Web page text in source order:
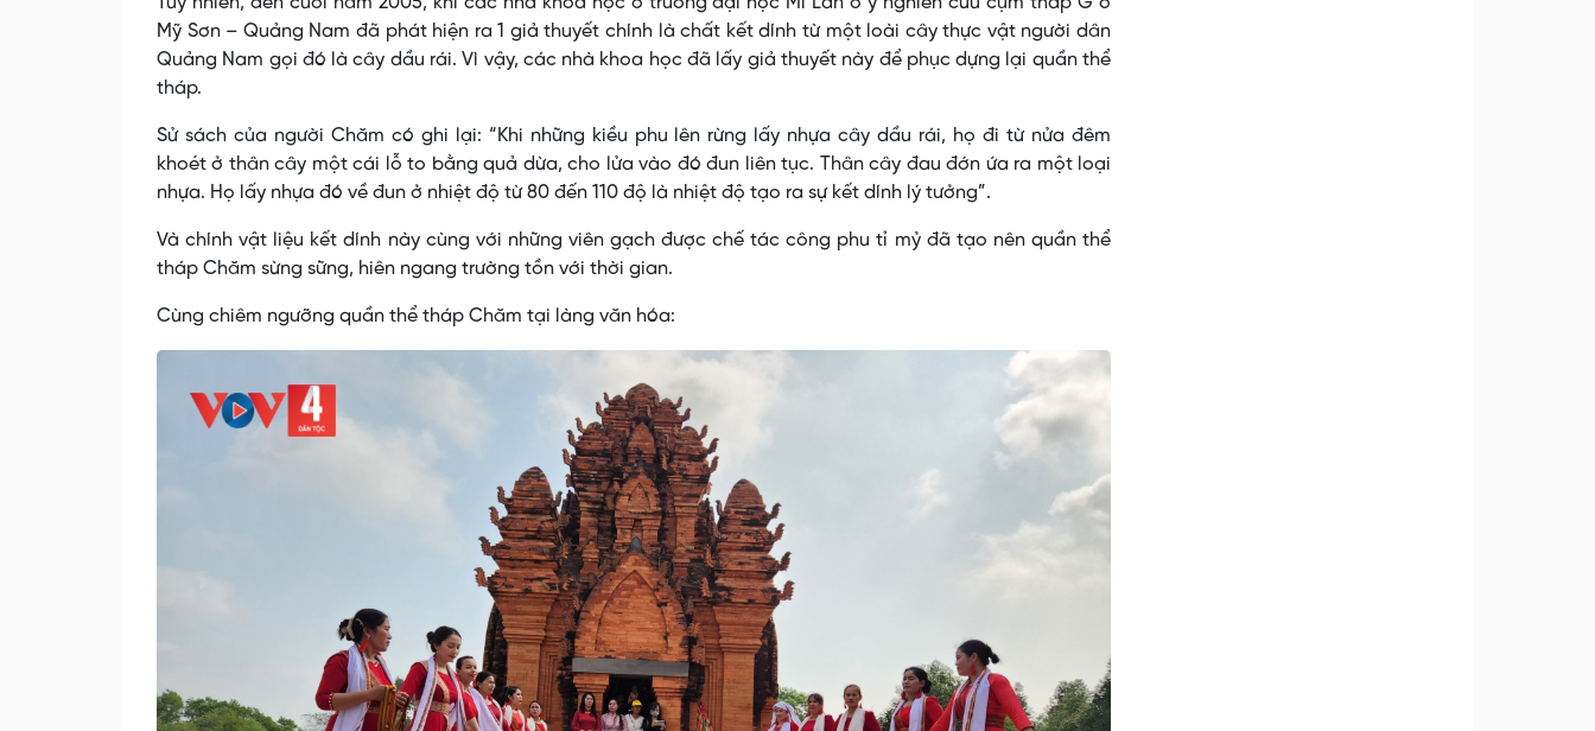
Mỹ Sơn – Quảng Nam đã phát hiện ra 1 giả thuyết chính là chất kết dính từ một loài cây thực vật người dân
Quảng Nam gọi đó là cây dầu rái. Vì vậy, các nhà khoa học đã lấy giả thuyết này để phục dựng lại quần thể
tháp.
Sử sách của người Chăm có ghi lại: “Khi những kiều phu lên rừng lấy nhựa cây dầu rái, họ đi từ nửa đêm
khoét ở thân cây một cái lỗ to bằng quả dừa, cho lửa vào đó đun liên tục. Thân cây đau đớn ứa ra một loại
nhựa. Họ lấy nhựa đó về đun ở nhiệt độ từ 80 đến 110 độ là nhiệt độ tạo ra sự kết dính lý tưởng”.
Và chính vật liệu kết dính này cùng với những viên gạch được chế tác công phu tỉ mỷ đã tạo nên quần thể
tháp Chăm sừng sững, hiên ngang trường tồn với thời gian.
Cùng chiêm ngưỡng quần thể tháp Chăm tại làng văn hóa: